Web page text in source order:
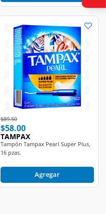
Price reduced from
$89.50to
$58.00
TAMPAX
Tampón Tampax Pearl Super Plus,
16 pzas.
Agregar